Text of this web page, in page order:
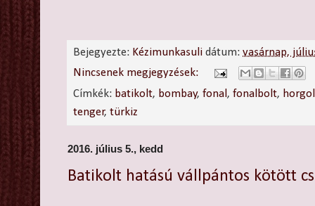
Bejegyezte: Kézimunkasuli dátum:vasárnap,
Nincsenek megjegyzések:
Címkék: batikolt, bombay,fonal ,fonalbolt,
tenger,türkiz
2016. július 5., kedd
Batikolt hatású vállpántos kötött